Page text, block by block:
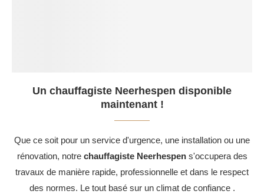
Un chauffagiste Neerhespen disponible
maintenant !
Que ce soit pour un service d'urgence, une installation ou une
rénovation, notre chauffagiste Neerhespens'occupera des
travaux de manière rapide, professionnelle et dans le respect
des normes. Le tout basé sur un climat de confiance .